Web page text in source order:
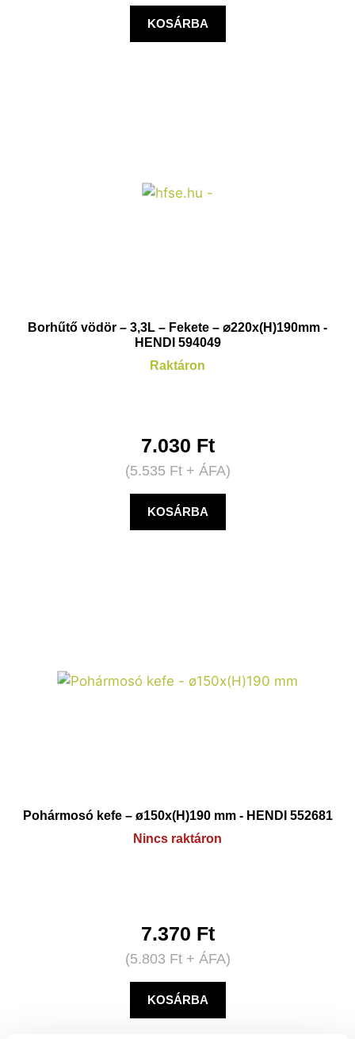
KOSÁRBA
Borhűtő vödör – 3,3L – Fekete – ⌀220x(H)190mm -
HENDI 594049
Raktáron
7.030 Ft
(5.535 Ft+ ÁFA)
KOSÁRBA
Pohármosó kefe – ø150x(H)190 mm - HENDI 552681
Nincs raktáron
7.370 Ft
(5.803 Ft+ ÁFA)
KOSÁRBA